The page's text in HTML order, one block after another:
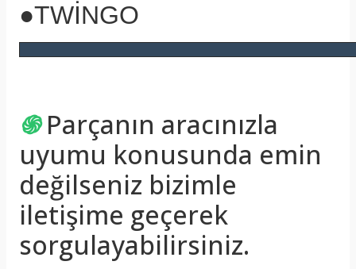
●TWİNGO
֍ Parçanın aracınızla
uyumu konusunda emin
değilseniz bizimle
iletişime geçerek
sorgulayabilirsiniz.